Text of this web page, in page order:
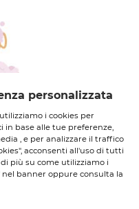
gratuita dai 35€
personalizzata
i cookies per
base alle tue preferenze,
, e per analizzare il traffico
acconsenti all'uso di tutti
più su come utilizziamo i
nel banner oppure consulta la